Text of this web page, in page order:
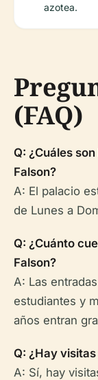
azotea.
(FAQ)
Q: ¿Cuáles
Falson?
A: El palacio
de Lunes a
Q: ¿Cuánto
Falson?
A: Las
estudiantes y
años entran
Q: ¿Hay
A: Sí, hay